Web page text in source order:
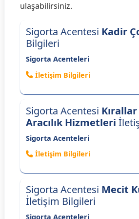
ulaşabilirsiniz.
Sigorta Acentesi Kadir
Bilgileri
Sigorta Acenteleri
İletişim Bilgileri
Sigorta Acentesi
Aracılık Hizmetleri
Sigorta Acenteleri
İletişim Bilgileri
Sigorta Acentesi Mecit
İletişim Bilgileri
Sigorta Acenteleri